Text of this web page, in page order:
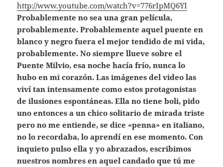
http://www.youtube.com/watch?v=776rIpMQ6YI
Probablemente no sea una gran película,
probablemente. Probablemente aquel puente en
blanco y negro fuera el mejor tendido de mi vida,
probablemente. No siempre llueve sobre el
Puente Milvio, esa noche hacía frío, nunca lo
hubo en mi corazón. Las imágenes del video las
viví tan intensamente como estos protagonistas
de ilusiones espontáneas. Ella no tiene boli, pido
uno entonces a un chico solitario de mirada triste
pero no me entiende, se dice «penna» en italiano,
no lo recordaba, lo aprendí en ese momento. Con
inquieto pulso ella y yo abrazados, escribimos
nuestros nombres en aquel candado que tú me